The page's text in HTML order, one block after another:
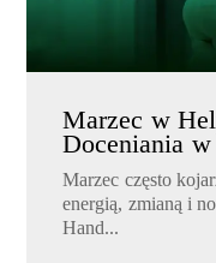
Marzec w
Doceniania
Marzec często
energią, zmianą i
Hand...